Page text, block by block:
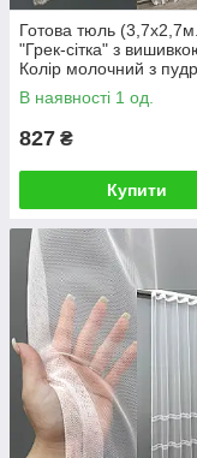
Готова тюль
"Грек-сітка" з
Колір молочний з
Код 1463т 42-1240
В наявності 1 од.
827 ₴
Купити